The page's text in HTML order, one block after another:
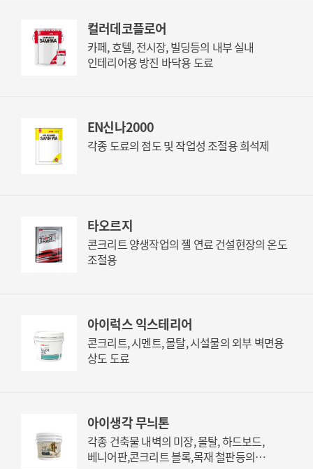
컬러데코플로어
카페, 호텔, 전시장, 빌딩등의 내부 실내
인테리어용 방진 바닥용 도료
EN신나2000
각종 도료의 점도 및 작업성 조절용 희석제
타오르지
콘크리트 양생작업의 젤 연료 건설현장의 온도
조절용
아이럭스 익스테리어
콘크리트, 시멘트, 몰탈, 시설물의 외부 벽면용
상도 도료
아이생각 무늬톤
각종 건축물 내벽의 미장, 몰탈, 하드보드,
베니어판,콘크리트 블록,목재 철판등의